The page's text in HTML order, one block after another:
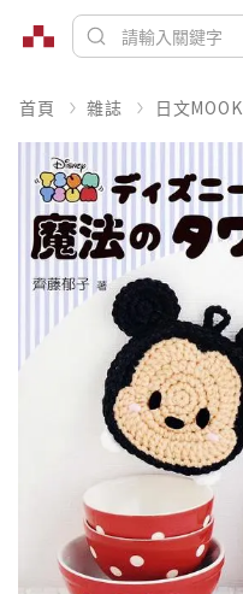
首頁 雜誌 日文MOOK